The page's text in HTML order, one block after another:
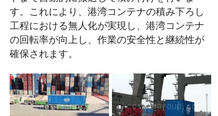
す。これにより、港湾コンテナの積み下ろし
工程における無人化が実現し、港湾コンテナ
の回転率が向上し、作業の安全性と継続性が
確保されます。